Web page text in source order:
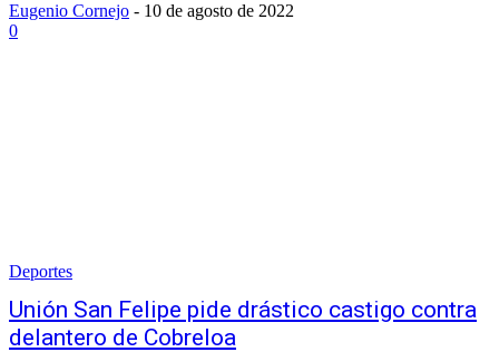
Eugenio Cornejo - 10 de agosto de 2022
0
Deportes
Unión San Felipe pide drástico castigo contra
delantero de Cobreloa